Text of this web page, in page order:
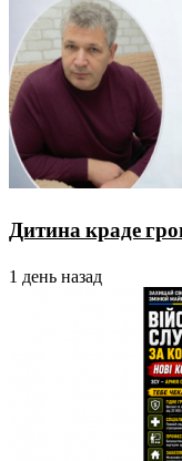
Дитина краде
1 день назад